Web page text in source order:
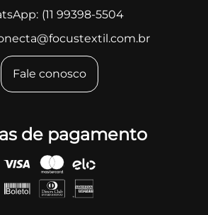
(11 99398-5504
Fale conosco
de pagamento